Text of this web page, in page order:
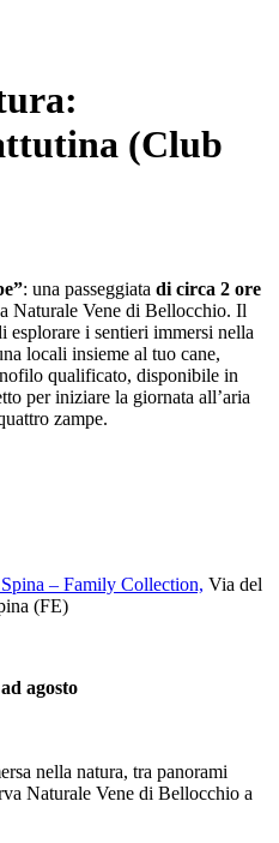
(Club
: una passeggiata di circa 2 ore
Naturale Vene di Bellocchio. Il
esplorare i sentieri immersi nella
locali insieme al tuo cane,
qualificato, disponibile in
per iniziare la giornata all’aria
zampe.
– Family Collection, Via del
(FE)
agosto
nella natura, tra panorami
Naturale Vene di Bellocchio a